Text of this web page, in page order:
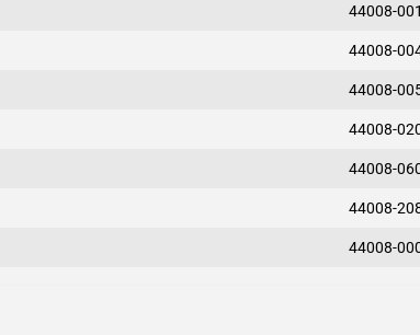
44008-001
44008-
44008-
44008-
44008-
44008-
44008-